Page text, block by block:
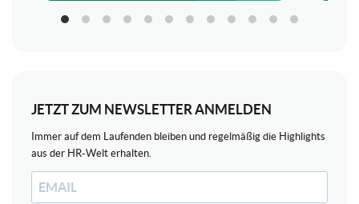
JETZT ZUM NEWSLETTER ANMELDEN
Immer auf dem Laufenden bleiben und regelmäßig die Highlights
aus der HR-Welt erhalten.